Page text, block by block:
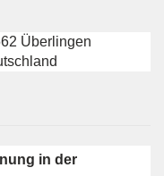
Überlingen
in der